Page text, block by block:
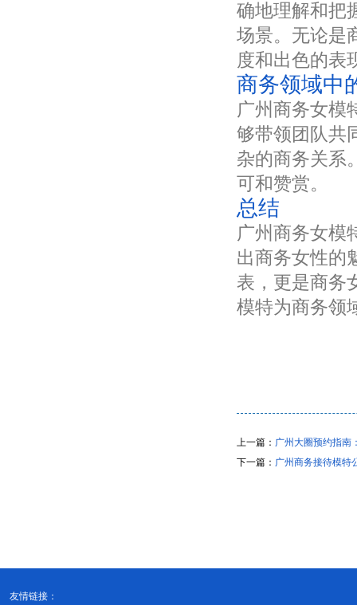
确地理解和把
场景。无论是
度和出色的表
商务领域中
广州商务女模
够带领团队共
杂的商务关系
可和赞赏。
总结
广州商务女模
出商务女性的
表，更是商务
模特为商务领
上一篇： 广州大圈预约指南
下一篇： 广州商务接待模特
友情链接：